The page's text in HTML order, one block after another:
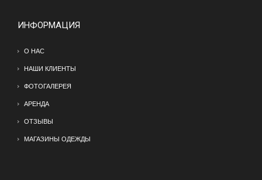
ИНФОРМАЦИЯ
О НАС
НАШИ КЛИЕНТЫ
ФОТОГАЛЕРЕЯ
АРЕНДА
ОТЗЫВЫ
МАГАЗИНЫ ОДЕЖДЫ